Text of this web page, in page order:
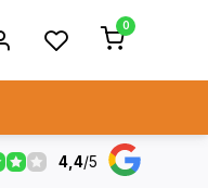
0
voorraad die
4,4/5